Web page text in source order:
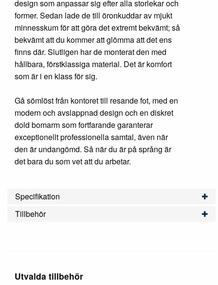
design som anpassar sig efter alla storlekar och
former. Sedan lade de till öronkuddar av mjukt
minnesskum för att göra det extremt bekvämt; så
bekvämt att du kommer att glömma att det ens
finns där. Slutligen har de monterat den med
hållbara, förstklassiga material. Det är komfort
som är i en klass för sig.
Gå sömlöst från kontoret till resande fot, med en
modern och avslappnad design och en diskret
dold bomarm som fortfarande garanterar
exceptionellt professionella samtal, även när
den är undangömd. Så när du är på språng är
det bara du som vet att du arbetar.
Specifikation
Tillbehör
Utvalda tillbehör